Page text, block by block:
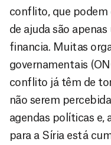
conflito, que podem
de ajuda são
financia. Muitas
governamentais
conflito já têm de
não serem
agendas políticas e,
para a Síria está